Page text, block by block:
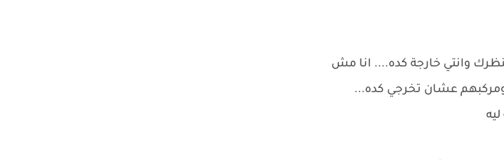
وانتي خارجة كده.... انا مش
عشان تخرجي كده...